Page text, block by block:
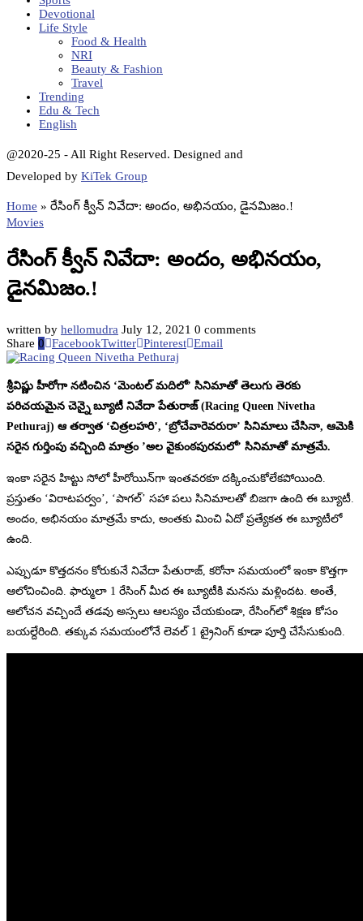
Devotional
Life Style
Food & Health
NRI
Beauty & Fashion
Travel
Trending
Edu & Tech
English
@2020-25 - All Right Reserved. Designed and
Developed by KiTek Group
Home » రేసింగ్ క్వీన్ నివేదా: అందం, అభినయం, డైనమిజం.!
Movies
రేసింగ్ క్వీన్ నివేదా: అందం, అభినయం,
డైనమిజం.!
written by hellomudra July 12, 2021 0 comments
Share 0 FacebookTwitter Pinterest Email
శ్రీవిష్ణు హీరోగా నటించిన ‘మెంటల్ మదిలో’ సినిమాతో తెలుగు తెరకు
పరిచయమైన చెన్నై బ్యూటీ నివేదా పేతురాజ్ (Racing Queen Nivetha
Pethuraj) ఆ తర్వాత ‘చిత్రలహరి’, ‘బ్రోచేవారెవరురా’ సినిమాలు చేసినా, ఆమెకి
సరైన గుర్తింపు వచ్చింది మాత్రం ’అల వైకుంఠపురమలో’ సినిమాతో మాత్రమే.
ఇంకా సరైన హిట్టు సోలో హీరోయిన్‌గా ఇంతవరకూ దక్కించుకోలేకపోయింది.
ప్రస్తుతం ‘విరాటపర్వం’, ‘పాగల్’ సహా పలు సినిమాలతో బిజగా ఉంది ఈ బ్యూటీ.
అందం, అభినయం మాత్రమే కాదు, అంతకు మించి ఏదో ప్రత్యేకత ఈ బ్యూటీలో
ఉంది.
ఎప్పుడూ కొత్తదనం కోరుకునే నివేదా పేతురాజ్, కరోనా సమయంలో ఇంకా కొత్తగా
ఆలోచించింది. ఫార్ములా 1 రేసింగ్ మీద ఈ బ్యూటీకి మనసు మళ్లిందట. అంతే,
ఆలోచన వచ్చిందే తడవు అస్సలు ఆలస్యం చేయకుండా, రేసింగ్‌లో శిక్షణ కోసం
బయల్దేరింది. తక్కువ సమయంలోనే లెవల్ 1 ట్రైనింగ్ కూడా పూర్తి చేసేసుకుంది.